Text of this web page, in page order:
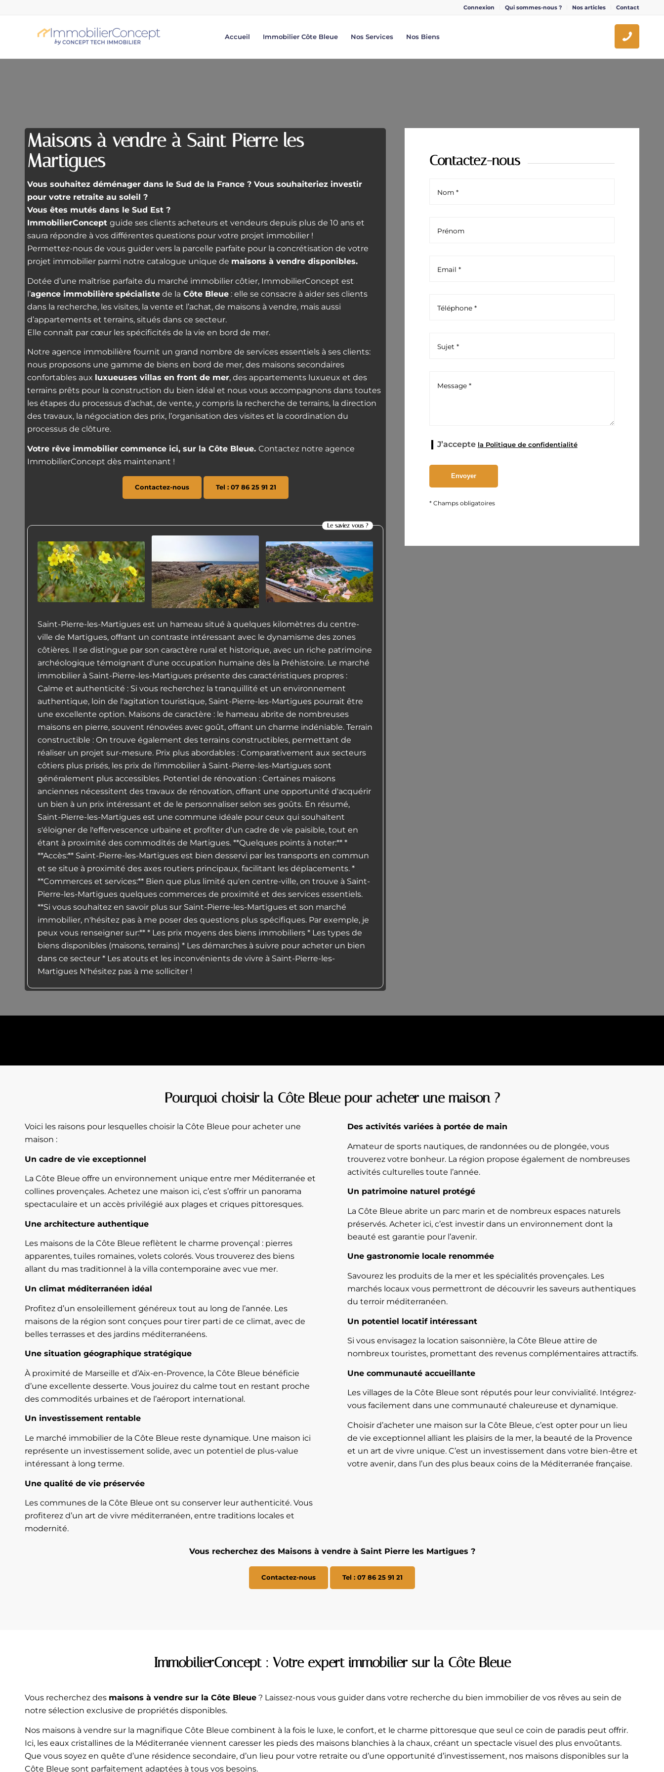
Connexion Qui sommes-nous ? Nos articles Contact
Accueil Immobilier Côte Bleue Nos Services Nos Biens
Maisons à vendre à Saint Pierre les
Martigues
Vous souhaitez déménager dans le Sud de la France ? Vous souhaiteriez investir
pour votre retraite au soleil ?
Vous êtes mutés dans le Sud Est ?
ImmobilierConcept guide ses clients acheteurs et vendeurs depuis plus de 10 ans et
saura répondre à vos différentes questions pour votre projet immobilier !
Permettez-nous de vous guider vers la parcelle parfaite pour la concrétisation de votre
projet immobilier parmi notre catalogue unique de maisons à vendre disponibles.
Dotée d’une maîtrise parfaite du marché immobilier côtier, ImmobilierConcept est
l’agence immobilière spécialiste de la Côte Bleue : elle se consacre à aider ses clients
dans la recherche, les visites, la vente et l’achat, de maisons à vendre, mais aussi
d’appartements et terrains, situés dans ce secteur.
Elle connaît par cœur les spécificités de la vie en bord de mer.
Notre agence immobilière fournit un grand nombre de services essentiels à ses clients:
nous proposons une gamme de biens en bord de mer, des maisons secondaires
confortables aux luxueuses villas en front de mer, des appartements luxueux et des
terrains prêts pour la construction du bien idéal et nous vous accompagnons dans toutes
les étapes du processus d’achat, de vente, y compris la recherche de terrains, la direction
des travaux, la négociation des prix, l’organisation des visites et la coordination du
processus de clôture.
Votre rêve immobilier commence ici, sur la Côte Bleue. Contactez notre agence
ImmobilierConcept dès maintenant !
Contactez-nous Tel : 07 86 25 91 21
Le saviez vous ?
Saint-Pierre-les-Martigues est un hameau situé à quelques kilomètres du centre-
ville de Martigues, offrant un contraste intéressant avec le dynamisme des zones
côtières. Il se distingue par son caractère rural et historique, avec un riche patrimoine
archéologique témoignant d'une occupation humaine dès la Préhistoire. Le marché
immobilier à Saint-Pierre-les-Martigues présente des caractéristiques propres :
Calme et authenticité : Si vous recherchez la tranquillité et un environnement
authentique, loin de l'agitation touristique, Saint-Pierre-les-Martigues pourrait être
une excellente option. Maisons de caractère : le hameau abrite de nombreuses
maisons en pierre, souvent rénovées avec goût, offrant un charme indéniable. Terrain
constructible : On trouve également des terrains constructibles, permettant de
réaliser un projet sur-mesure. Prix plus abordables : Comparativement aux secteurs
côtiers plus prisés, les prix de l'immobilier à Saint-Pierre-les-Martigues sont
généralement plus accessibles. Potentiel de rénovation : Certaines maisons
anciennes nécessitent des travaux de rénovation, offrant une opportunité d'acquérir
un bien à un prix intéressant et de le personnaliser selon ses goûts. En résumé,
Saint-Pierre-les-Martigues est une commune idéale pour ceux qui souhaitent
s'éloigner de l'effervescence urbaine et profiter d'un cadre de vie paisible, tout en
étant à proximité des commodités de Martigues. **Quelques points à noter:** *
**Accès:** Saint-Pierre-les-Martigues est bien desservi par les transports en commun
et se situe à proximité des axes routiers principaux, facilitant les déplacements. *
**Commerces et services:** Bien que plus limité qu'en centre-ville, on trouve à Saint-
Pierre-les-Martigues quelques commerces de proximité et des services essentiels.
**Si vous souhaitez en savoir plus sur Saint-Pierre-les-Martigues et son marché
immobilier, n'hésitez pas à me poser des questions plus spécifiques. Par exemple, je
peux vous renseigner sur:** * Les prix moyens des biens immobiliers * Les types de
biens disponibles (maisons, terrains) * Les démarches à suivre pour acheter un bien
dans ce secteur * Les atouts et les inconvénients de vivre à Saint-Pierre-les-
Martigues N'hésitez pas à me solliciter !
Contactez-nous
J’accepte la Politique de confidentialité
* Champs obligatoires
Pourquoi choisir la Côte Bleue pour acheter une maison ?
Voici les raisons pour lesquelles choisir la Côte Bleue pour acheter une
maison :
Un cadre de vie exceptionnel
La Côte Bleue offre un environnement unique entre mer Méditerranée et
collines provençales. Achetez une maison ici, c’est s’offrir un panorama
spectaculaire et un accès privilégié aux plages et criques pittoresques.
Une architecture authentique
Les maisons de la Côte Bleue reflètent le charme provençal : pierres
apparentes, tuiles romaines, volets colorés. Vous trouverez des biens
allant du mas traditionnel à la villa contemporaine avec vue mer.
Un climat méditerranéen idéal
Profitez d’un ensoleillement généreux tout au long de l’année. Les
maisons de la région sont conçues pour tirer parti de ce climat, avec de
belles terrasses et des jardins méditerranéens.
Une situation géographique stratégique
À proximité de Marseille et d’Aix-en-Provence, la Côte Bleue bénéficie
d’une excellente desserte. Vous jouirez du calme tout en restant proche
des commodités urbaines et de l’aéroport international.
Un investissement rentable
Le marché immobilier de la Côte Bleue reste dynamique. Une maison ici
représente un investissement solide, avec un potentiel de plus-value
intéressant à long terme.
Une qualité de vie préservée
Les communes de la Côte Bleue ont su conserver leur authenticité. Vous
profiterez d’un art de vivre méditerranéen, entre traditions locales et
modernité.
Des activités variées à portée de main
Amateur de sports nautiques, de randonnées ou de plongée, vous
trouverez votre bonheur. La région propose également de nombreuses
activités culturelles toute l’année.
Un patrimoine naturel protégé
La Côte Bleue abrite un parc marin et de nombreux espaces naturels
préservés. Acheter ici, c’est investir dans un environnement dont la
beauté est garantie pour l’avenir.
Une gastronomie locale renommée
Savourez les produits de la mer et les spécialités provençales. Les
marchés locaux vous permettront de découvrir les saveurs authentiques
du terroir méditerranéen.
Un potentiel locatif intéressant
Si vous envisagez la location saisonnière, la Côte Bleue attire de
nombreux touristes, promettant des revenus complémentaires attractifs.
Une communauté accueillante
Les villages de la Côte Bleue sont réputés pour leur convivialité. Intégrez-
vous facilement dans une communauté chaleureuse et dynamique.
Choisir d’acheter une maison sur la Côte Bleue, c’est opter pour un lieu
de vie exceptionnel alliant les plaisirs de la mer, la beauté de la Provence
et un art de vivre unique. C’est un investissement dans votre bien-être et
votre avenir, dans l’un des plus beaux coins de la Méditerranée française.
Vous recherchez des Maisons à vendre à Saint Pierre les Martigues ?
Contactez-nous Tel : 07 86 25 91 21
ImmobilierConcept : Votre expert immobilier sur la Côte Bleue
Vous recherchez des maisons à vendre sur la Côte Bleue ? Laissez-nous vous guider dans votre recherche du bien immobilier de vos rêves au sein de
notre sélection exclusive de propriétés disponibles.
Nos maisons à vendre sur la magnifique Côte Bleue combinent à la fois le luxe, le confort, et le charme pittoresque que seul ce coin de paradis peut offrir.
Ici, les eaux cristallines de la Méditerranée viennent caresser les pieds des maisons blanchies à la chaux, créant un spectacle visuel des plus envoûtants.
Que vous soyez en quête d’une résidence secondaire, d’un lieu pour votre retraite ou d’une opportunité d’investissement, nos maisons disponibles sur la
Côte Bleue sont parfaitement adaptées à tous vos besoins.